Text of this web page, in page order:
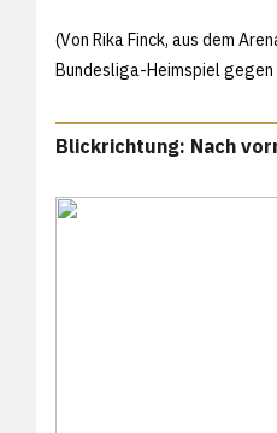
(Von Rika Finck, aus dem
Bundesliga-Heimspiel gegen
Blickrichtung: Nach